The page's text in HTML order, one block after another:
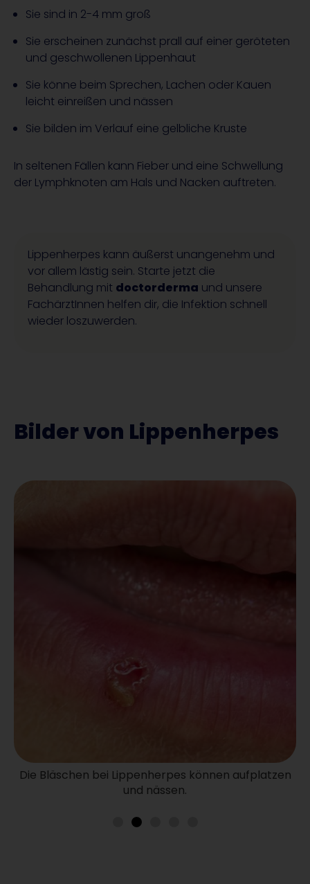
Sie sind in 2-4 mm groß
Sie erscheinen zunächst prall auf einer geröteten
und geschwollenen Lippenhaut
Sie könne beim Sprechen, Lachen oder Kauen
leicht einreißen und nässen
Sie bilden im Verlauf eine gelbliche Kruste
In seltenen Fällen kann Fieber und eine Schwellung
der Lymphknoten am Hals und Nacken auftreten.
Lippenherpes kann äußerst unangenehm und
vor allem lästig sein. Starte jetzt die
Behandlung mit doctorderma und unsere
FachärztInnen helfen dir, die Infektion schnell
wieder loszuwerden.
Bilder von Lippenherpes
Die Bläschen bei Lippenherpes können aufplatzen
und nässen.